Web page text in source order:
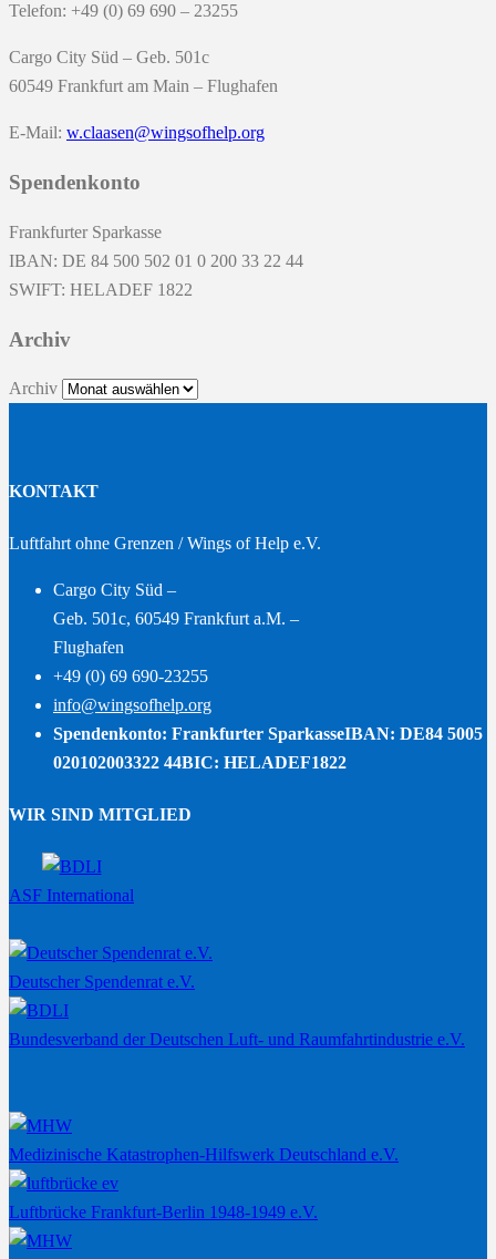
Telefon: +49 (0) 69 690 – 23255
Cargo City Süd – Geb. 501c
60549 Frankfurt am Main – Flughafen
E-Mail: w.claasen@wingsofhelp.org
Spendenkonto
Frankfurter Sparkasse
IBAN: DE 84 500 502 01 0 200 33 22 44
SWIFT: HELADEF 1822
Archiv
Archiv
KONTAKT
Luftfahrt ohne Grenzen / Wings of Help e.V.
Cargo City Süd –
Geb. 501c, 60549 Frankfurt a.M. –
Flughafen
+49 (0) 69 690-23255
info@wingsofhelp.org
Spendenkonto: Frankfurter SparkasseIBAN: DE84 5005
020102003322 44BIC: HELADEF1822
WIR SIND MITGLIED
ASF International
Deutscher Spendenrat e.V.
Bundesverband der Deutschen Luft- und Raumfahrtindustrie e.V.
Medizinische Katastrophen-Hilfswerk Deutschland e.V.
Luftbrücke Frankfurt-Berlin 1948-1949 e.V.